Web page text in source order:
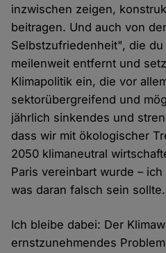
inzwischen zeigen,
beitragen. Und auch von
Selbstzufriedenheit", die
meilenweit entfernt und
Klimapolitik ein, die vor
sektorübergreifend und
jährlich sinkendes und
dass wir mit ökologischer
2050 klimaneutral
Paris vereinbart wurde –
was daran falsch sein sollte.
Ich bleibe dabei: Der
ernstzunehmendes